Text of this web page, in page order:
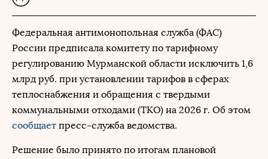
Федеральная антимонопольная служба (ФАС)
России предписала комитету по тарифному
регулированию Мурманской области исключить 1,6
млрд руб. при установлении тарифов в сферах
теплоснабжения и обращения с твердыми
коммунальными отходами (ТКО) на 2026 г. Об этом
сообщает пресс-служба ведомства.
Решение было принято по итогам плановой